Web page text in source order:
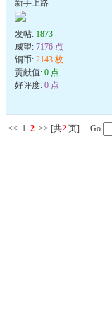
新手上路
发帖: 1873
威望: 7176 点
铜币: 2143 枚
贡献值: 0 点
好评度: 0 点
<< 1 2 >> [共2 页] Go